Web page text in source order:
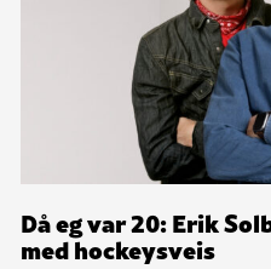
Då eg var 20: Erik
med hockeysveis